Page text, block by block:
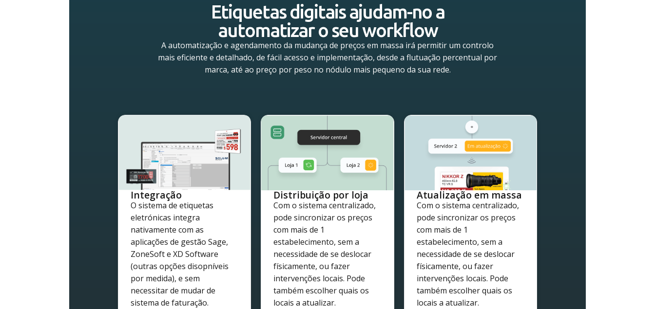
Etiquetas digitais ajudam-no a
automatizar o seu workflow
A automatização e agendamento da mudança de preços em massa irá permitir um controlo
mais eficiente e detalhado, de fácil acesso e implementação, desde a flutuação percentual por
marca, até ao preço por peso no nódulo mais pequeno da sua rede.
Integração
O sistema de etiquetas
eletrónicas integra
nativamente com as
aplicações de gestão Sage,
ZoneSoft e XD Software
(outras opções disopníveis
por medida), e sem
necessitar de mudar de
sistema de faturação.
Distribuição por loja
Com o sistema centralizado,
pode sincronizar os preços
com mais de 1
estabelecimento, sem a
necessidade de se deslocar
físicamente, ou fazer
intervenções locais. Pode
também escolher quais os
locais a atualizar.
Atualização em massa
Com o sistema centralizado,
pode sincronizar os preços
com mais de 1
estabelecimento, sem a
necessidade de se deslocar
físicamente, ou fazer
intervenções locais. Pode
também escolher quais os
locais a atualizar.